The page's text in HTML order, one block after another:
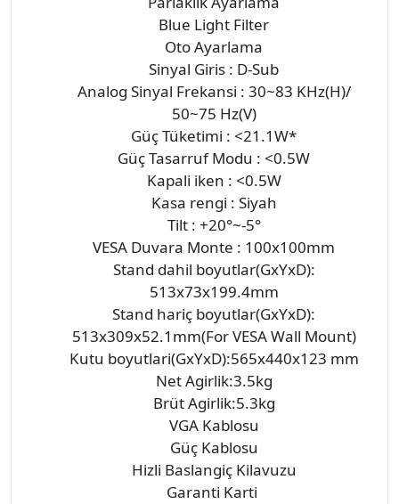
Blue Light Filter
Oto Ayarlama
Sinyal Giris : D-Sub
Analog Sinyal Frekansi : 30~83 KHz(H)/
50~75 Hz(V)
Güç Tüketimi : <21.1W*
Güç Tasarruf Modu : <0.5W
Kapali iken : <0.5W
Kasa rengi : Siyah
Tilt : +20°~-5°
VESA Duvara Monte : 100x100mm
Stand dahil boyutlar(GxYxD):
513x73x199.4mm
Stand hariç boyutlar(GxYxD):
513x309x52.1mm(For VESA Wall Mount)
Kutu boyutlari(GxYxD):565x440x123 mm
Net Agirlik:3.5kg
Brüt Agirlik:5.3kg
VGA Kablosu
Güç Kablosu
Hizli Baslangiç Kilavuzu
Garanti Karti